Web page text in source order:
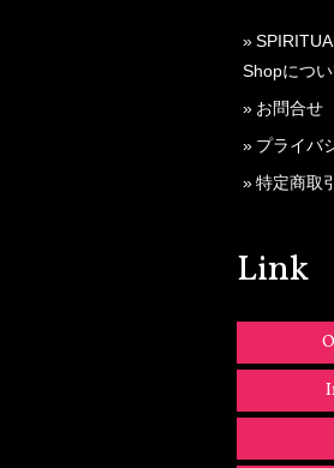
Shopにつ
お問合せ
プライバ
特定商取
Link